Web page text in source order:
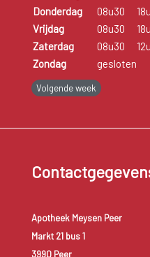
huilt zonder tranen. Een
moet zeker een arts
Donderdag
08u30
Vrijdag
08u30
Zaterdag
08u30
Zondag
gesloten
Volgende week
Apotheek Meysen Peer
Markt 21 bus 1
3990 Peer